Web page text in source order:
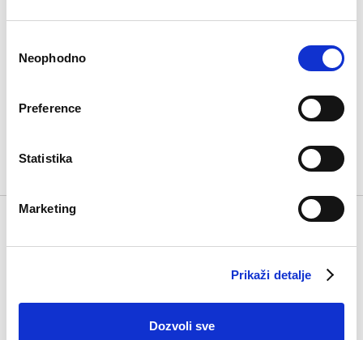
Selection
Neophodno
Preference
Statistika
Marketing
Prikaži detalje
Dozvoli sve
Peškir 70X140